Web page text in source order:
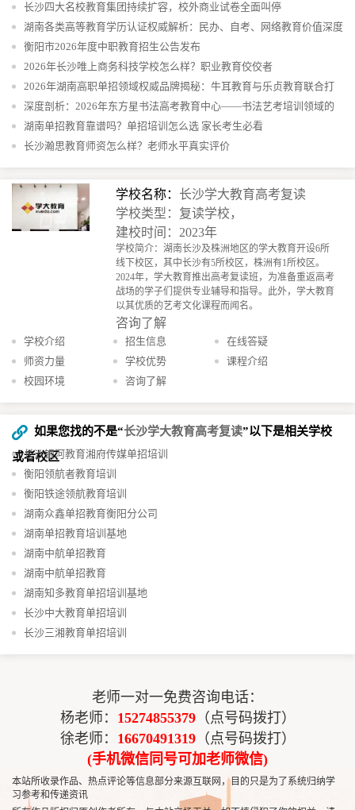
长沙四大名校教育集团持续扩容，校外商业试卷全面叫停
湖南各类高等教育学历认证权威解析：民办、自考、网络教育价值深度
剖析衡阳市2026年度中职教育招生公告发布
2026年长沙唯上商务科技学校怎么样？职业教育佼佼者
2026年湖南高职单招领域权威品牌揭秘：牛耳教育与乐贞教育联合打
造的阳光单招究竟有多牛？
深度剖析：2026年东方星书法高考教育中心——书法艺考培训领域的
十五年坚守者
湖南单招教育靠谱吗？单招培训怎么选 家长考生必看
长沙瀚思教育师资怎么样？老师水平真实评价
学校名称： 长沙学大教育高考复读
学校类型：复读学校，
建校时间：2023年
学校简介：湖南长沙及株洲地区的学大教育开设6所
线下校区，其中长沙有5所校区，株洲有1所校区。
2024年，学大教育推出高考复读班，为准备重返高考
战场的学子们提供专业辅导和指导。此外，学大教育
以其优质的艺考文化课程而闻名。
咨询了解
学校介绍 招生信息
在线答疑
师资力量
学校优势
课程介绍
校园环境
咨询了解
如果您找的不是“长沙学大教育高考复读”以下是相关学校
或者校区
长沙银河教育湘府传媒单招培训
​衡阳领航者教育培训
衡阳铁途领航教育培训
湖南众鑫单招教育衡阳分公司
湖南单招教育培训基地
湖南中航单招教育
湖南中航单招教育
湖南知多教育单招培训基地
长沙中大教育单招培训
长沙三湘教育单招培训
老师一对一免费咨询电话：
杨老师： 15274855379（点号码拨打）
徐老师： 16670491319（点号码拨打）
(手机微信同号可加老师微信)
本站所收录作品、热点评论等信息部分来源互联网，目的只是为了系统归纳学
习参考和传递资讯